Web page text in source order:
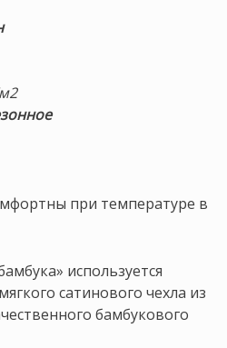
при температуре в
используется
сатинового чехла из
бамбукового